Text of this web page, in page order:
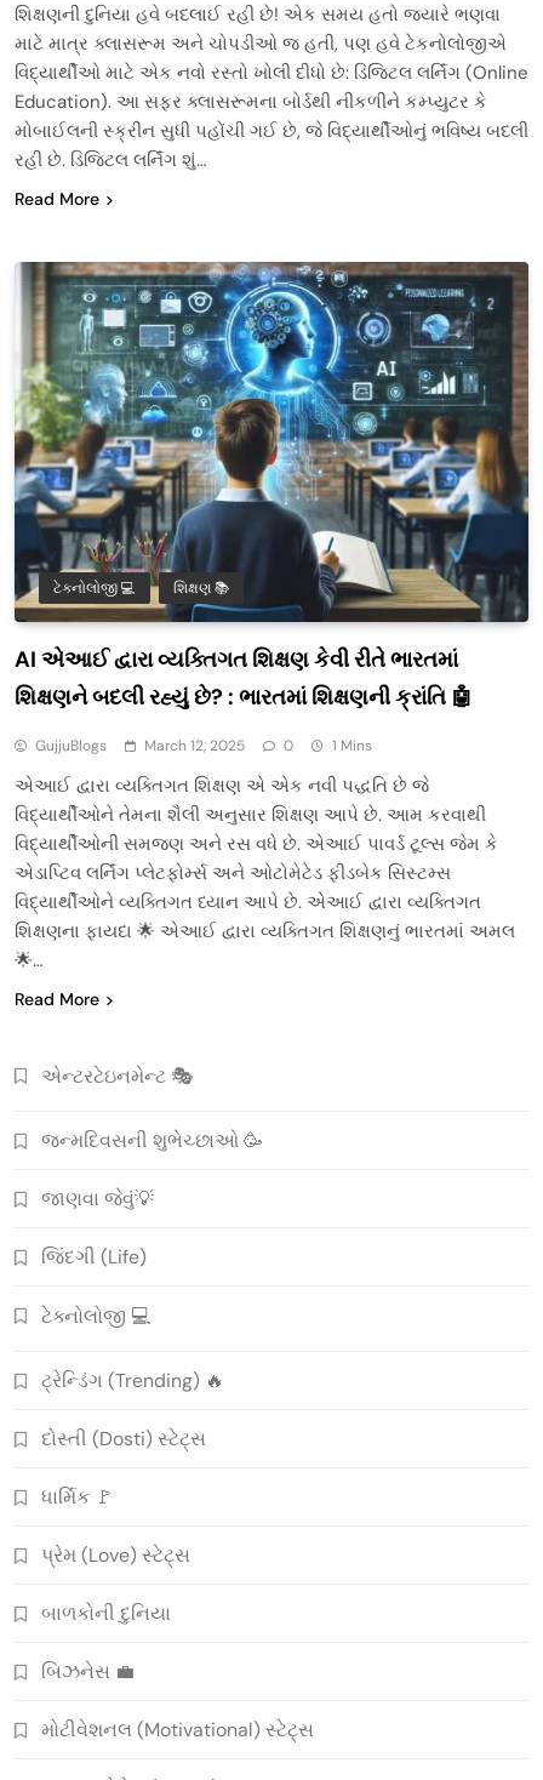
શિક્ષણની દુનિયા હવે બદલાઈ રહી છે! એક સમય હતો જ્યારે ભણવા
માટે માત્ર ક્લાસરૂમ અને ચોપડીઓ જ હતી, પણ હવે ટેકનોલોજીએ
વિદ્યાર્થીઓ માટે એક નવો રસ્તો ખોલી દીધો છે: ડિજિટલ લર્નિંગ (Online
Education). આ સફર ક્લાસરૂમના બોર્ડથી નીકળીને કમ્પ્યુટર કે
મોબાઈલની સ્ક્રીન સુધી પહોંચી ગઈ છે, જે વિદ્યાર્થીઓનું ભવિષ્ય બદલી
રહી છે. ડિજિટલ લર્નિંગ શું…
Read More
ટેક્નોલોજી 💻 શિક્ષણ 📚
AI એઆઈ દ્વારા વ્યક્તિગત શિક્ષણ કેવી રીતે ભારતમાં
શિક્ષણને બદલી રહ્યું છે? : ભારતમાં શિક્ષણની ક્રાંતિ 🤖
GujjuBlogs March 12, 2025 0 1 Mins
એઆઈ દ્વારા વ્યક્તિગત શિક્ષણ એ એક નવી પદ્ધતિ છે જે
વિદ્યાર્થીઓને તેમના શૈલી અનુસાર શિક્ષણ આપે છે. આમ કરવાથી
વિદ્યાર્થીઓની સમજણ અને રસ વધે છે. એઆઈ પાવર્ડ ટૂલ્સ જેમ કે
એડાપ્ટિવ લર્નિંગ પ્લેટફોર્મ્સ અને ઓટોમેટેડ ફીડબેક સિસ્ટમ્સ
વિદ્યાર્થીઓને વ્યક્તિગત ધ્યાન આપે છે. એઆઈ દ્વારા વ્યક્તિગત
શિક્ષણના ફાયદા 🌟 એઆઈ દ્વારા વ્યક્તિગત શિક્ષણનું ભારતમાં અમલ
🌟…
Read More
એન્ટરટેઇનમેન્ટ 🎭
જન્મદિવસની શુભેચ્છાઓ 🥳
જાણવા જેવું💡
જિંદગી (Life)
ટેક્નોલોજી 💻
ટ્રેન્ડિંગ (Trending) 🔥
દોસ્તી (Dosti) સ્ટેટ્સ
ધાર્મિક 🚩
પ્રેમ (Love) સ્ટેટ્સ
બાળકોની દુનિયા
બિઝનેસ 💼
મોટીવેશનલ (Motivational) સ્ટેટ્સ